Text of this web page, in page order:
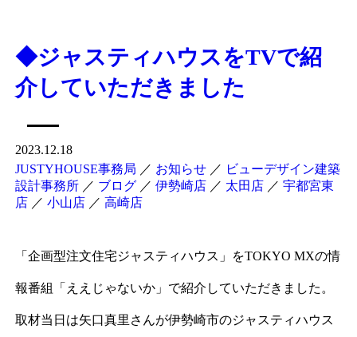
◆ジャスティハウスをTVで紹
介していただきました
2023.12.18
JUSTYHOUSE事務局 ／ お知らせ／ ビューデザイン建築
設計事務所／ ブログ／ 伊勢崎店／ 太田店／ 宇都宮東
店／ 小山店／ 高崎店
「企画型注文住宅ジャスティハウス」をTOKYO MXの情
報番組「ええじゃないか」で紹介していただきました。
取材当日は矢口真里さんが伊勢崎市のジャスティハウス